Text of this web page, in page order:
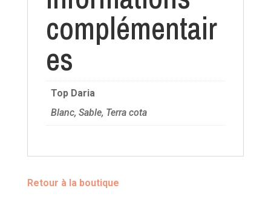
complémentair
es
Top Daria
Blanc, Sable, Terra cota
Retour à la boutique